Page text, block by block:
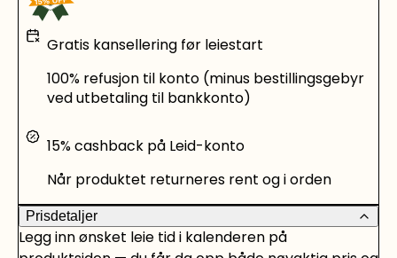
Gratis kansellering før leiestart
100% refusjon til konto (minus bestillingsgebyr
ved utbetaling til bankkonto)
15% cashback på Leid-konto
Når produktet returneres rent og i orden
Prisdetaljer
Legg inn ønsket leie tid i kalenderen på